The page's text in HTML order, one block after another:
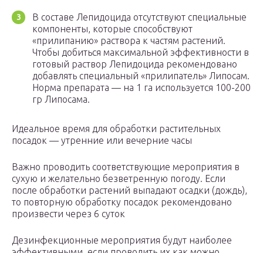
В составе Лепидоцида отсутствуют специальные
компоненты, которые способствуют
«прилипанию» раствора к частям растений.
Чтобы добиться максимальной эффективности в
готовый раствор Лепидоцида рекомендовано
добавлять специальный «прилипатель» Липосам.
Норма препарата — на 1 га используется 100-200
гр Липосама.
Идеальное время для обработки растительных
посадок — утренние или вечерние часы
Важно проводить соответствующие мероприятия в
сухую и желательно безветренную погоду. Если
после обработки растений выпадают осадки (дождь),
то повторную обработку посадок рекомендовано
произвести через 6 суток
Дезинфекционные мероприятия будут наиболее